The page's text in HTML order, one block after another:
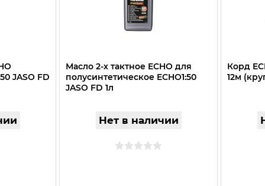
JASO FD
Масло 2-х тактное ECHO для
полусинтетическое ECHO1:50
JASO FD 1л
Нет в наличии
Корд
12м